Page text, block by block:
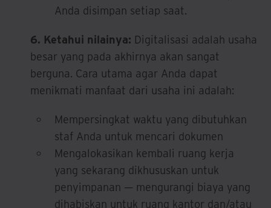
Anda disimpan setiap saat.
6. Ketahui nilainya: Digitalisasi adalah usaha
besar yang pada akhirnya akan sangat
berguna. Cara utama agar Anda dapat
menikmati manfaat dari usaha ini adalah:
Mempersingkat waktu yang dibutuhkan
staf Anda untuk mencari dokumen
Mengalokasikan kembali ruang kerja
yang sekarang dikhususkan untuk
penyimpanan — mengurangi biaya yang
dihabiskan untuk ruang kantor dan/atau